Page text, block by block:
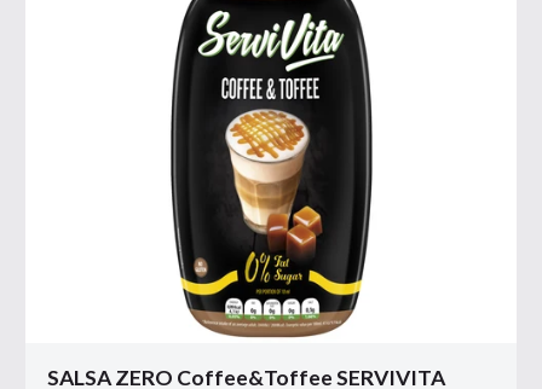
SALSA ZERO Coffee&Toffee SERVIVITA